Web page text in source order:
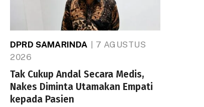
DPRD SAMARINDA
7 AGUSTUS
2026
Tak Cukup Andal Secara Medis,
Nakes Diminta Utamakan Empati
kepada Pasien